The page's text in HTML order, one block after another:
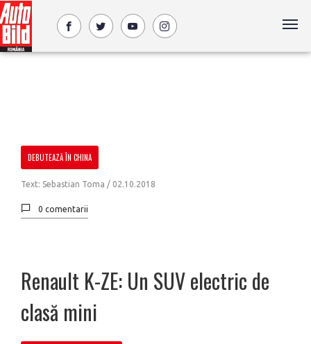
DEBUTEAZĂ ÎN CHINA
Text: Sebastian Toma / 02.10.2018
0 comentarii
Renault K-ZE: Un SUV electric de
clasă mini